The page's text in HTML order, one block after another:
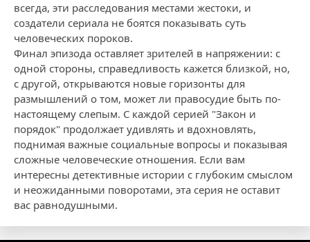
всегда, эти расследования местами жестоки, и
создатели сериала не боятся показывать суть
человеческих пороков.
Финал эпизода оставляет зрителей в напряжении: с
одной стороны, справедливость кажется близкой, но,
с другой, открываются новые горизонты для
размышлений о том, может ли правосудие быть по-
настоящему слепым. С каждой серией "Закон и
порядок" продолжает удивлять и вдохновлять,
поднимая важные социальные вопросы и показывая
сложные человеческие отношения. Если вам
интересны детективные истории с глубоким смыслом
и неожиданными поворотами, эта серия не оставит
вас равнодушными.